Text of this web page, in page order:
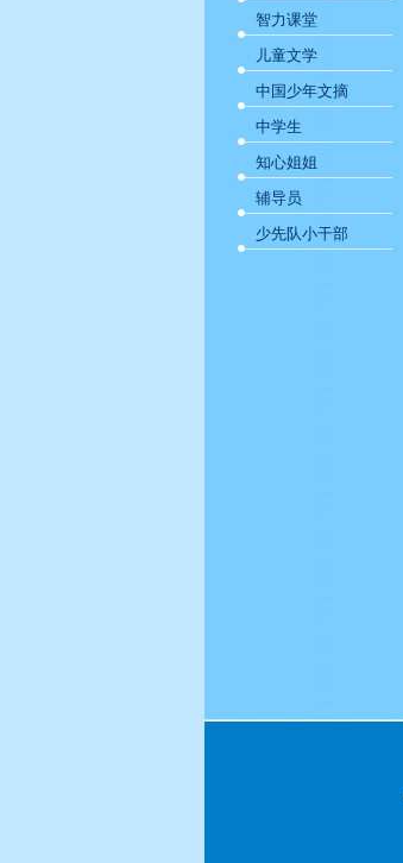
智力课堂
儿童文学
中国少年文摘
中学生
知心姐姐
辅导员
少先队小干部